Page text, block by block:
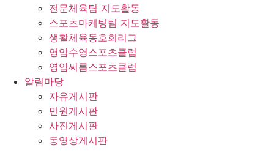
전문체육팀 지도활동
스포츠마케팅팀 지도활동
생활체육동호회리그
영암수영스포츠클럽
영암씨름스포츠클럽
알림마당
자유게시판
민원게시판
사진게시판
동영상게시판